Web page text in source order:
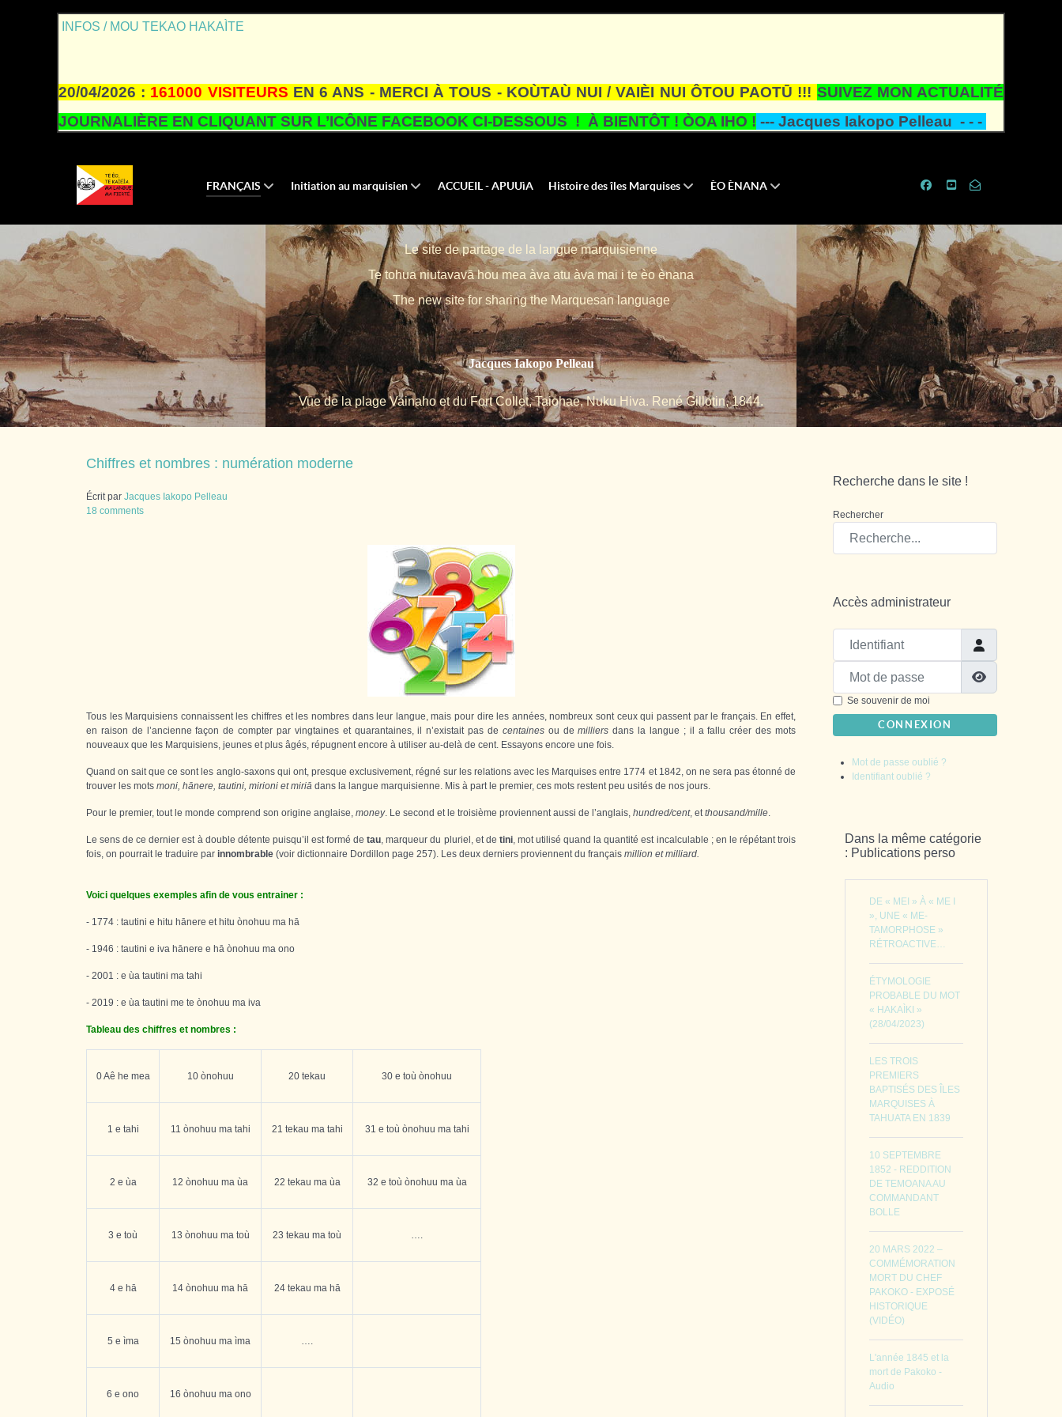
INFOS / MOU TEKAO HAKAÌTE
20/04/2026 : 161000 VISITEURS EN 6 ANS - MERCI À TOUS - KOÙTAÙ NUI / VAIÈI NUI ÔTOU PAOTŪ !!! SUIVEZ MON ACTUALITÉ
JOURNALIÈRE EN CLIQUANT SUR L’ICÔNE FACEBOOK CI-DESSOUS ! À BIENTÔT ! ÒOA IHO ! --- Jacques Iakopo Pelleau - - -
FRANÇAIS Initiation au marquisien ACCUEIL - APUUìA Histoire des îles Marquises ÈO ÈNANA
Le site de partage de la langue marquisienne
Te tohua niutavavā hou mea àva atu àva mai i te èo ènana
The new site for sharing the Marquesan language
Jacques Iakopo Pelleau
Vue de la plage Vainaho et du Fort Collet, Taiohae, Nuku Hiva. René Gillotin, 1844.
Chiffres et nombres : numération moderne
Écrit par Jacques Iakopo Pelleau
18 comments
Tous les Marquisiens connaissent les chiffres et les nombres dans leur langue, mais pour dire les années, nombreux sont ceux qui passent par le français. En effet,
en raison de l’ancienne façon de compter par vingtaines et quarantaines, il n’existait pas de centainesou demilliers dans la langue ; il a fallu créer des mots
nouveaux que les Marquisiens, jeunes et plus âgés, répugnent encore à utiliser au-delà de cent. Essayons encore une fois.
Quand on sait que ce sont les anglo-saxons qui ont, presque exclusivement, régné sur les relations avec les Marquises entre 1774 et 1842, on ne sera pas étonné de
trouver les mots moni, hānere, tautini, mirioni et miriā dans la langue marquisienne. Mis à part le premier, ces mots restent peu usités de nos jours.
Pour le premier, tout le monde comprend son origine anglaise, money. Le second et le troisième proviennent aussi de l’anglais, hundred/cent, etthousand/mille.
Le sens de ce dernier est à double détente puisqu’il est formé detau, marqueur du pluriel, et de tini, mot utilisé quand la quantité est incalculable ; en le répétant trois
fois, on pourrait le traduire par innombrable (voir dictionnaire Dordillon page 257). Les deux derniers proviennent du français million et milliard.
Voici quelques exemples afin de vous entrainer :
- 1774 : tautini e hitu hānere et hitu ònohuu ma hā
- 1946 : tautini e iva hānere e hā ònohuu ma ono
- 2001 : e ùa tautini ma tahi
- 2019 : e ùa tautini me te ònohuu ma iva
Tableau des chiffres et nombres :
0 Aê he mea 10 ònohuu 20 tekau 30 e toù ònohuu
1 e tahi 11 ònohuu ma tahi 21 tekau ma tahi 31 e toù ònohuu ma tahi
2 e ùa 12 ònohuu ma ùa 22 tekau ma ùa 32 e toù ònohuu ma ùa
3 e toù 13 ònohuu ma toù 23 tekau ma toù ….
4 e hā 14 ònohuu ma hā 24 tekau ma hā
5 e ìma 15 ònohuu ma ìma ….
6 e ono 16 ònohuu ma ono
Recherche dans le site !
Rechercher
Accès administrateur
Se souvenir de moi
CONNEXION
Mot de passe oublié ?
Identifiant oublié ?
Dans la même catégorie
: Publications perso
DE « MEI » À « ME I
», UNE « ME-
TAMORPHOSE »
RÉTROACTIVE…
ÉTYMOLOGIE
PROBABLE DU MOT
« HAKAÌKI »
(28/04/2023)
LES TROIS
PREMIERS
BAPTISÉS DES ÎLES
MARQUISES À
TAHUATA EN 1839
10 SEPTEMBRE
1852 - REDDITION
DE TEMOANA AU
COMMANDANT
BOLLE
20 MARS 2022 –
COMMÉMORATION
MORT DU CHEF
PAKOKO - EXPOSÉ
HISTORIQUE
(VIDÉO)
L'année 1845 et la
mort de Pakoko -
Audio